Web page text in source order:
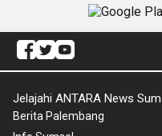
Jelajahi ANTARA News
Berita Palembang